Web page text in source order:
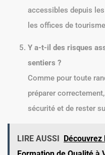
accessibles depuis
les offices de
Y a-t-il des risques
sentiers ?
Comme pour toute
préparer
sécurité et de rester
LIRE AUSSI Découvrez